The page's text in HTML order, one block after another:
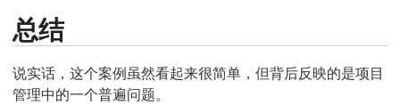
总结
说实话，这个案例虽然看起来很简单，但背后反映的是项目
管理中的一个普遍问题。